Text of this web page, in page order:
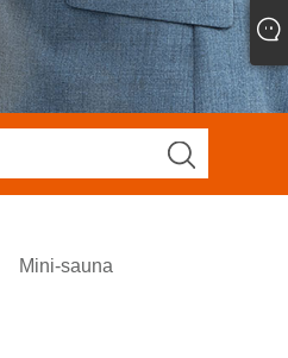
Mini-sauna